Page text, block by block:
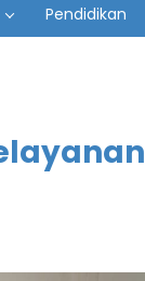
Pendidikan